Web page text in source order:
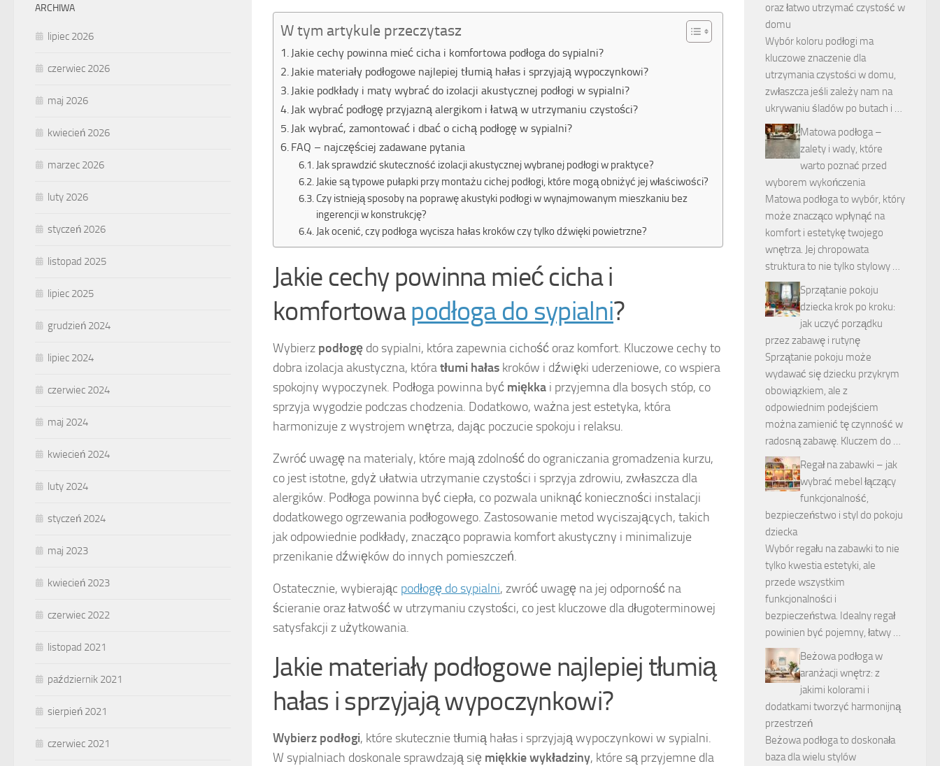
W tym artykule przeczytasz
Jakie cechy powinna mieć cicha i komfortowa podłoga do sypialni?
Jakie materiały podłogowe najlepiej tłumią hałas i sprzyjają wypoczynkowi?
Jakie podkłady i maty wybrać do izolacji akustycznej podłogi w sypialni?
Jak wybrać podłogę przyjazną alergikom i łatwą w utrzymaniu czystości?
Jak wybrać, zamontować i dbać o cichą podłogę w sypialni?
FAQ – najczęściej zadawane pytania
Jak sprawdzić skuteczność izolacji akustycznej wybranej podłogi w praktyce?
Jakie są typowe pułapki przy montażu cichej podłogi, które mogą obniżyć jej właściwości?
Czy istnieją sposoby na poprawę akustyki podłogi w wynajmowanym mieszkaniu bez
ingerencji w konstrukcję?
Jak ocenić, czy podłoga wycisza hałas kroków czy tylko dźwięki powietrzne?
Jakie cechy powinna mieć cicha i
komfortowapodłoga do sypialni?
Wybierz podłogę do sypialni, która zapewnia cichość oraz komfort. Kluczowe cechy to
dobra izolacja akustyczna, któratłumi hałas kroków i dźwięki uderzeniowe, co wspiera
spokojny wypoczynek. Podłoga powinna być miękka i przyjemna dla bosych stóp, co
sprzyja wygodzie podczas chodzenia. Dodatkowo, ważna jest estetyka, która
harmonizuje z wystrojem wnętrza, dając poczucie spokoju i relaksu.
Zwróć uwagę na materialy, które mają zdolność do ograniczania gromadzenia kurzu,
co jest istotne, gdyż ułatwia utrzymanie czystości i sprzyja zdrowiu, zwłaszcza dla
alergików. Podłoga powinna być ciepła, co pozwala uniknąć konieczności instalacji
dodatkowego ogrzewania podłogowego. Zastosowanie metod wyciszających, takich
jak odpowiednie podkłady, znacząco poprawia komfort akustyczny i minimalizuje
przenikanie dźwięków do innych pomieszczeń.
Ostatecznie, wybierając podłogę do sypialni, zwróć uwagę na jej odporność na
ścieranie oraz łatwość w utrzymaniu czystości, co jest kluczowe dla długoterminowej
satysfakcji z użytkowania.
Jakie materiały podłogowe najlepiej tłumią
hałas i sprzyjają wypoczynkowi?
Wybierz podłogi, które skutecznie tłumią hałas i sprzyjają wypoczynkowi w sypialni.
W sypialniach doskonale sprawdzają się miękkie wykładziny, które są przyjemne dla
ARCHIWA
lipiec 2026
czerwiec 2026
maj 2026
kwiecień 2026
marzec 2026
luty 2026
styczeń 2026
listopad 2025
lipiec 2025
grudzień 2024
lipiec 2024
czerwiec 2024
maj 2024
kwiecień 2024
luty 2024
styczeń 2024
maj 2023
kwiecień 2023
czerwiec 2022
listopad 2021
październik 2021
sierpień 2021
czerwiec 2021
oraz łatwo utrzymać czystość w
domu
Wybór koloru podłogi ma
kluczowe znaczenie dla
utrzymania czystości w domu,
zwłaszcza jeśli zależy nam na
ukrywaniu śladów po butach i …
Matowa podłoga –
zalety i wady, które
warto poznać przed
wyborem wykończenia
Matowa podłoga to wybór, który
może znacząco wpłynąć na
komfort i estetykę twojego
wnętrza. Jej chropowata
struktura to nie tylko stylowy …
Sprzątanie pokoju
dziecka krok po kroku:
jak uczyć porządku
przez zabawę i rutynę
Sprzątanie pokoju może
wydawać się dziecku przykrym
obowiązkiem, ale z
odpowiednim podejściem
można zamienić tę czynność w
radosną zabawę. Kluczem do …
Regał na zabawki – jak
wybrać mebel łączący
funkcjonalność,
bezpieczeństwo i styl do pokoju
dziecka
Wybór regału na zabawki to nie
tylko kwestia estetyki, ale
przede wszystkim
funkcjonalności i
bezpieczeństwa. Idealny regał
powinien być pojemny, łatwy …
Beżowa podłoga w
aranżacji wnętrz: z
jakimi kolorami i
dodatkami tworzyć harmonijną
przestrzeń
Beżowa podłoga to doskonała
baza dla wielu stylów